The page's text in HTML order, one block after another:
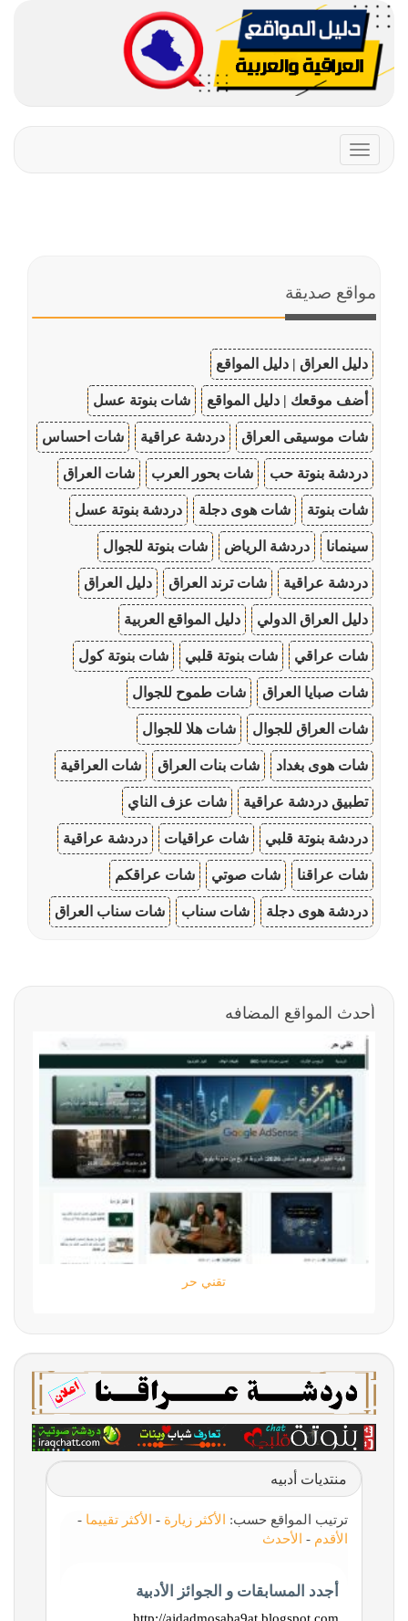
Toggle
navigation
مواقع صديقة
دليل العراق | دليل المواقع
أضف موقعك | دليل المواقع شات بنوتة عسل
شات موسيقى العراق دردشة عراقية شات احساس
دردشة بنوتة حب شات بحور العرب شات العراق
شات بنوتة شات هوى دجلة دردشة بنوتة عسل
سينمانا دردشة الرياض شات بنوتة للجوال
دردشة عراقية شات ترند العراق دليل العراق
دليل العراق الدولي دليل المواقع العربية
شات عراقي شات بنوتة قلبي شات بنوتة كول
شات صبايا العراق شات طموح للجوال
شات العراق للجوال شات هلا للجوال
شات هوى بغداد شات بنات العراق شات العراقية
تطبيق دردشة عراقية شات عزف الناي
دردشة بنوتة قلبي شات عراقيات دردشة عراقية
شات عراقنا شات صوتي شات عراقكم
دردشة هوى دجلة شات سناب شات سناب العراق
أحدث المواقع المضافه
تقني حر
منتديات أدبيه
ترتيب المواقع حسب: الأكثر زيارة - الأكثر تقييما -
الأقدم - الأحدث
أجدد المسابقات و الجوائز الأدبية